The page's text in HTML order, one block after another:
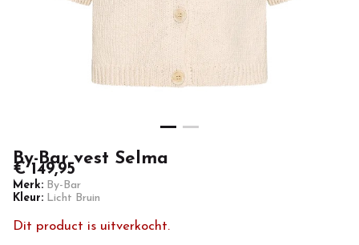
By-Bar vest Selma
€ 149,95
Merk: By-Bar
Kleur: Licht Bruin
Dit product is uitverkocht.